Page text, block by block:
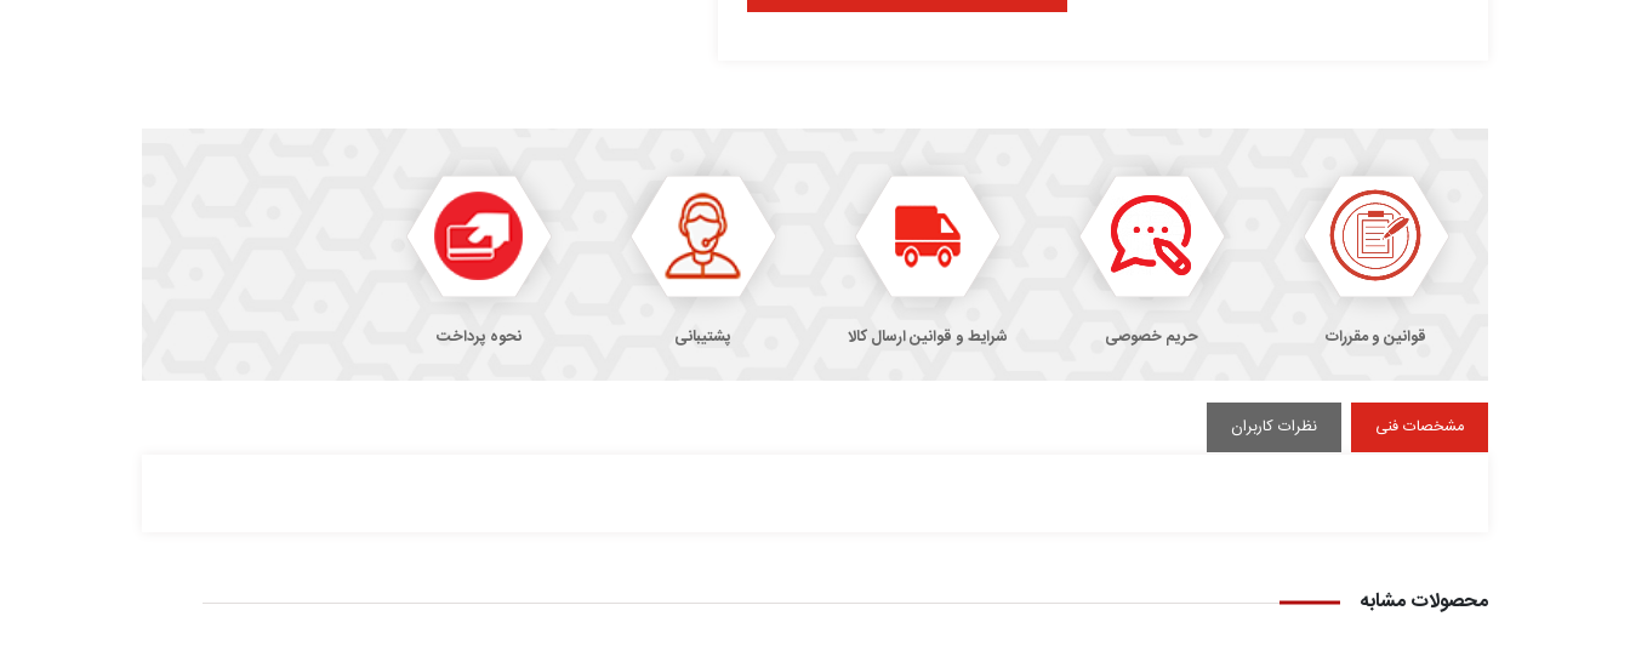
قوانین و مقررات حریم خصوصی شرایط و قوانین ارسال کالا پشتیبانی نحوه پرداخت
مشخصات فنی نظرات کاربران
محصولات مشابه